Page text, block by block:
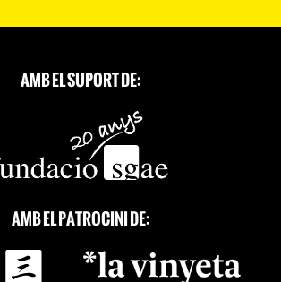
AMB EL SUPORT DE:
AMB EL PATROCINI DE: